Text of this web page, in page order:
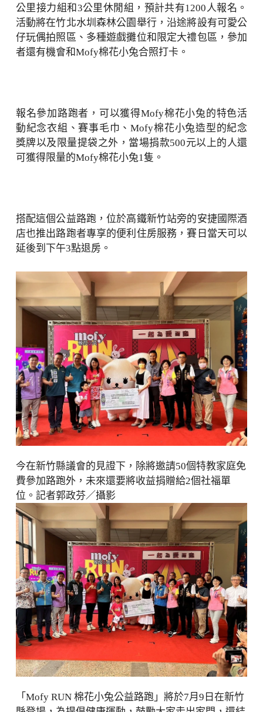
公里接力組和3公里休閒組，預計共有1200人報名。
活動將在竹北水圳森林公園舉行，沿途將設有可愛公
仔玩偶拍照區、多種遊戲攤位和限定大禮包區，參加
者還有機會和Mofy棉花小兔合照打卡。
報名參加路跑者，可以獲得Mofy棉花小兔的特色活
動紀念衣組、賽事毛巾、Mofy棉花小兔造型的紀念
獎牌以及限量提袋之外，當場捐款500元以上的人還
可獲得限量的Mofy棉花小兔1隻。
搭配這個公益路跑，位於高鐵新竹站旁的安捷國際酒
店也推出路跑者專享的便利住房服務，賽日當天可以
延後到下午3點退房。
今在新竹縣議會的見證下，除將邀請50個特教家庭免
費參加路跑外，未來還要將收益捐贈給2個社福單
位。記者郭政芬／攝影
「Mofy RUN 棉花小兔公益路跑」將於7月9日在新竹